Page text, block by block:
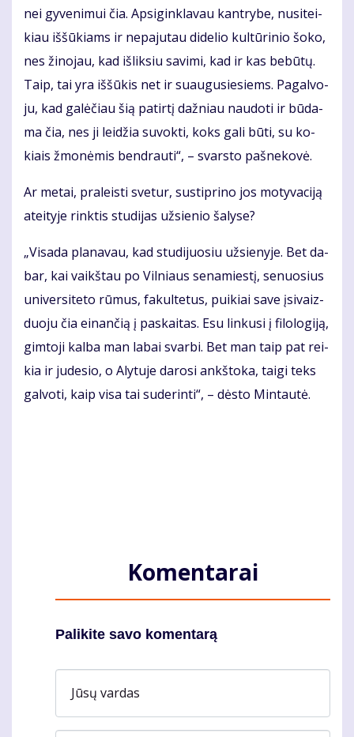
nei gy­ve­ni­mui čia. Ap­si­gin­kla­vau kan­try­be, nu­si­tei­
kiau iš­šū­kiams ir ne­pa­ju­tau di­de­lio kul­tū­ri­nio šo­ko,
nes ži­no­jau, kad iš­lik­siu sa­vi­mi, kad ir kas be­bū­tų.
Taip, tai yra iš­šū­kis net ir su­au­gu­sie­siems. Pa­gal­vo­
ju, kad ga­lė­čiau šią pa­tir­tį daž­niau nau­do­ti ir bū­da­
ma čia, nes ji lei­džia su­vok­ti, koks ga­li bū­ti, su ko­
kiais žmo­nė­mis ben­drau­ti“, – svars­to pa­šne­ko­vė.
Ar me­tai, pra­leis­ti sve­tur, su­stip­ri­no jos mo­ty­va­ci­ją
at­ei­ty­je rink­tis stu­di­jas už­sie­nio ša­ly­se?
„Vi­sa­da pla­na­vau, kad stu­di­juo­siu už­sie­ny­je. Bet da­
bar, kai vaikš­tau po Vil­niaus se­na­mies­tį, se­nuo­sius
uni­ver­si­te­to rū­mus, fa­kul­te­tus, pui­kiai sa­ve įsi­vaiz­
duo­ju čia ei­nan­čią į pa­skai­tas. Esu lin­ku­si į fi­lo­lo­gi­ją,
gim­to­ji kal­ba man la­bai svar­bi. Bet man taip pat rei­
kia ir ju­de­sio, o Aly­tu­je da­ro­si ankš­to­ka, tai­gi teks
gal­vo­ti, kaip vi­sa tai su­de­rin­ti“, – dės­to Min­tau­tė.
Komentarai
Palikite savo komentarą
Jūsų vardas